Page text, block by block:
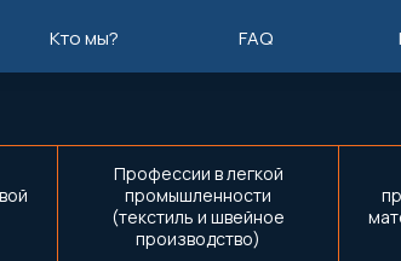
Кто мы? FAQ
Профессии в легкой
промышленности
(текстиль и швейное
производство)